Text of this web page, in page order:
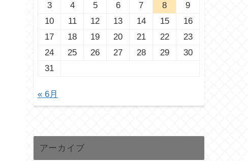
3
4 5 6 7 8
9
10
11 12 13 14 15
16
17
18 19 20 21 22
23
24
25 26 27 28 29
30
31
« 6月
アーカイブ